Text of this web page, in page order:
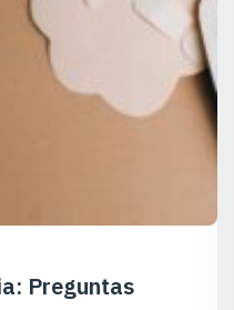
Preguntas